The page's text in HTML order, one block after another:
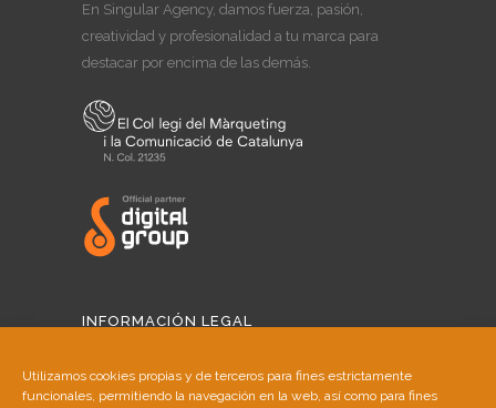
Utilizamos cookies propias y de terceros para fines estrictamente
funcionales, permitiendo la navegación en la web, así como para fines
En Singular Agency, damos fuerza, pasión,
creatividad y profesionalidad a tu marca para
destacar por encima de las demás.
INFORMACIÓN LEGAL